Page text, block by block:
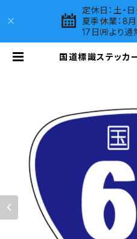
定休日：土・日
夏季休業：8
17日㈪より通
国道標識ステッカ